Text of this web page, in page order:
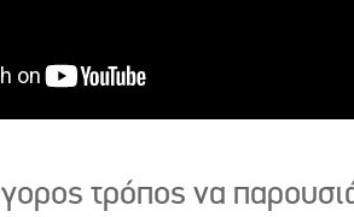
τρόπος να